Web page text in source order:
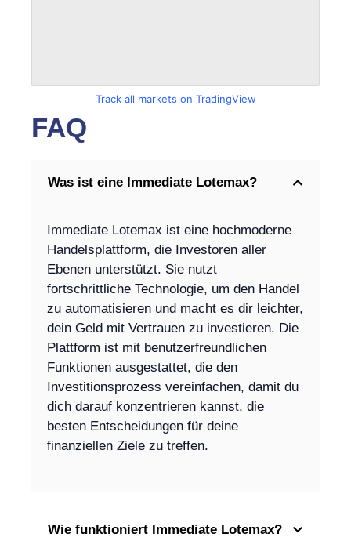
Track all markets on TradingView
FAQ
Was ist eine Immediate Lotemax?
Immediate Lotemax ist eine hochmoderne
Handelsplattform, die Investoren aller
Ebenen unterstützt. Sie nutzt
fortschrittliche Technologie, um den Handel
zu automatisieren und macht es dir leichter,
dein Geld mit Vertrauen zu investieren. Die
Plattform ist mit benutzerfreundlichen
Funktionen ausgestattet, die den
Investitionsprozess vereinfachen, damit du
dich darauf konzentrieren kannst, die
besten Entscheidungen für deine
finanziellen Ziele zu treffen.
Wie funktioniert Immediate Lotemax?